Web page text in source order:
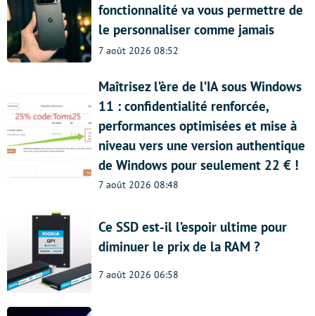
fonctionnalité va vous permettre de
le personnaliser comme jamais
7 août 2026 08:52
Maîtrisez l’ère de l’IA sous Windows
11 : confidentialité renforcée,
performances optimisées et mise à
niveau vers une version authentique
de Windows pour seulement 22 € !
7 août 2026 08:48
Ce SSD est-il l’espoir ultime pour
diminuer le prix de la RAM ?
7 août 2026 06:58